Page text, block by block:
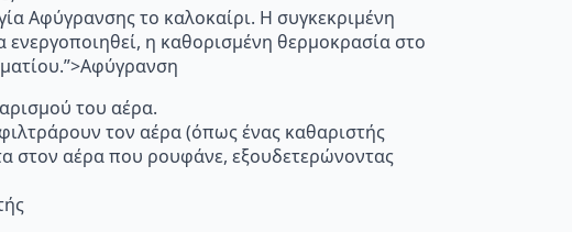
Αφύγρανσης το καλοκαίρι. Η συγκεκριμένη
ενεργοποιηθεί, η καθορισμένη θερμοκρασία στο
του αέρα.
τον αέρα (όπως ένας καθαριστής
στον αέρα που ρουφάνε, εξουδετερώνοντας